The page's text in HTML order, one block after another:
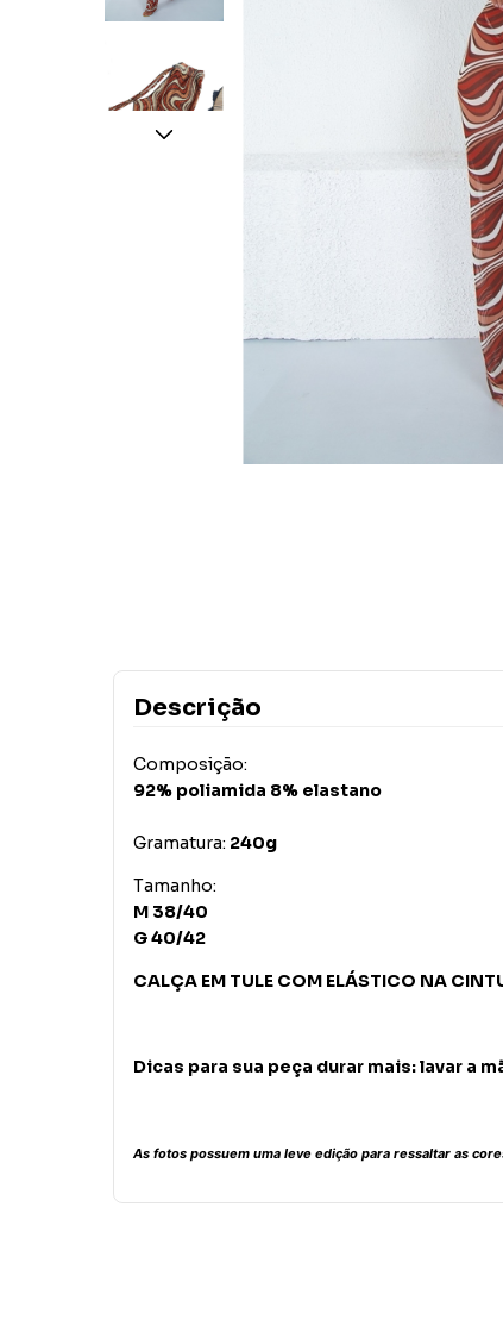
Descrição
Composição:
92% poliamida 8% elastano
Gramatura: 240g
Tamanho:
M 38/40
G 40/42
CALÇA EM TULE COM ELÁSTICO NA
Dicas para sua peça durar mais: lavar a
As fotos possuem uma leve edição para ressaltar as